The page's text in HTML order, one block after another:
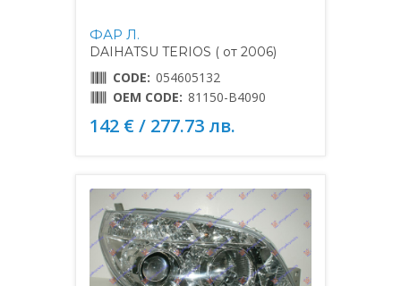
ФАР Л.
DAIHATSU TERIOS ( от 2006)
CODE: 054605132
OEM CODE: 81150-B4090
142 € / 277.73 лв.